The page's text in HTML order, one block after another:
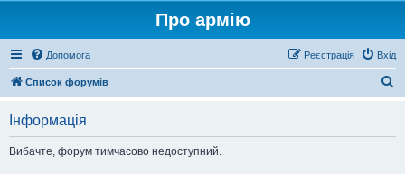
Про армію
Допомога Вхід
Реєстрація
Список форумів
Інформація
Вибачте, форум тимчасово недоступний.